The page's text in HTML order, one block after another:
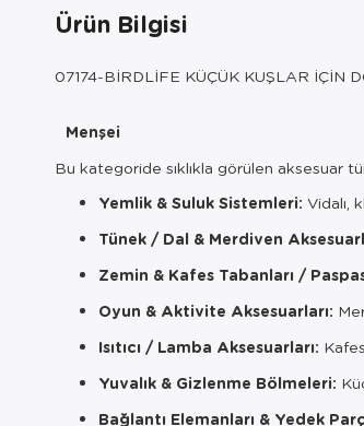
Ürün Bilgisi
07174-BİRDLİFE KÜÇÜK KUŞLAR İÇİN
Menşei
Bu kategoride sıklıkla görülen aksesuar
Yemlik & Suluk Sistemleri: Vidalı,
Tünek / Dal & Merdiven
Zemin & Kafes Tabanları /
Oyun & Aktivite Aksesuarları:
Isıtıcı / Lamba Aksesuarları:
Yuvalık & Gizlenme Bölmeleri:
Bağlantı Elemanları & Yedek